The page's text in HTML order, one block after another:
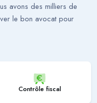
avons des milliers de
le bon avocat pour
Contrôle fiscal